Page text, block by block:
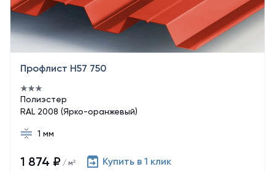
Профлист Н57 750
Полиэстер
RAL 2008 (Ярко-оранжевый)
1 мм
1 874 ₽ / м² Купить в 1 клик